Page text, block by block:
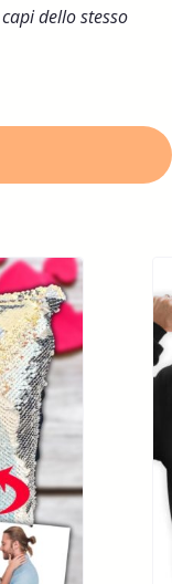
dello stesso